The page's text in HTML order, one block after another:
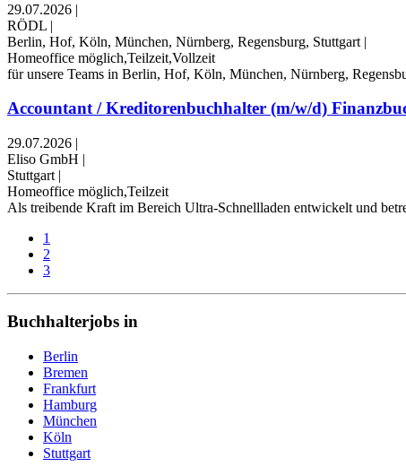
29.07.2026 |
RÖDL |
Berlin, Hof, Köln, München, Nürnberg, Regensburg, Stuttgart |
Homeoffice möglich,Teilzeit,Vollzeit
für unsere Teams in Berlin, Hof, Köln, München, Nürnberg,
Accountant / Kreditorenbuchhalter (m/w/d)
29.07.2026 |
Eliso GmbH |
Stuttgart |
Homeoffice möglich,Teilzeit
Als treibende Kraft im Bereich Ultra-Schnellladen entwickelt und
1
2
3
Buchhalterjobs in
Berlin
Bremen
Frankfurt
Hamburg
München
Köln
Stuttgart